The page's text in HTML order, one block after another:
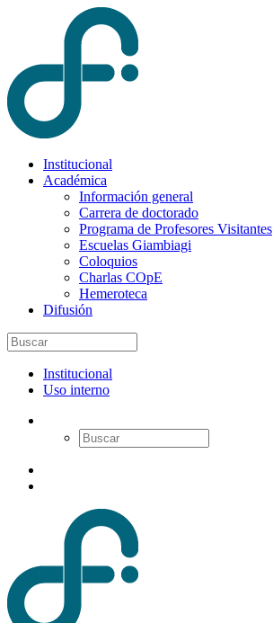
Institucional
Académica
Información general
Carrera de doctorado
Programa de Profesores Visitantes
Escuelas Giambiagi
Coloquios
Charlas COpE
Hemeroteca
Difusión
Institucional
Uso interno